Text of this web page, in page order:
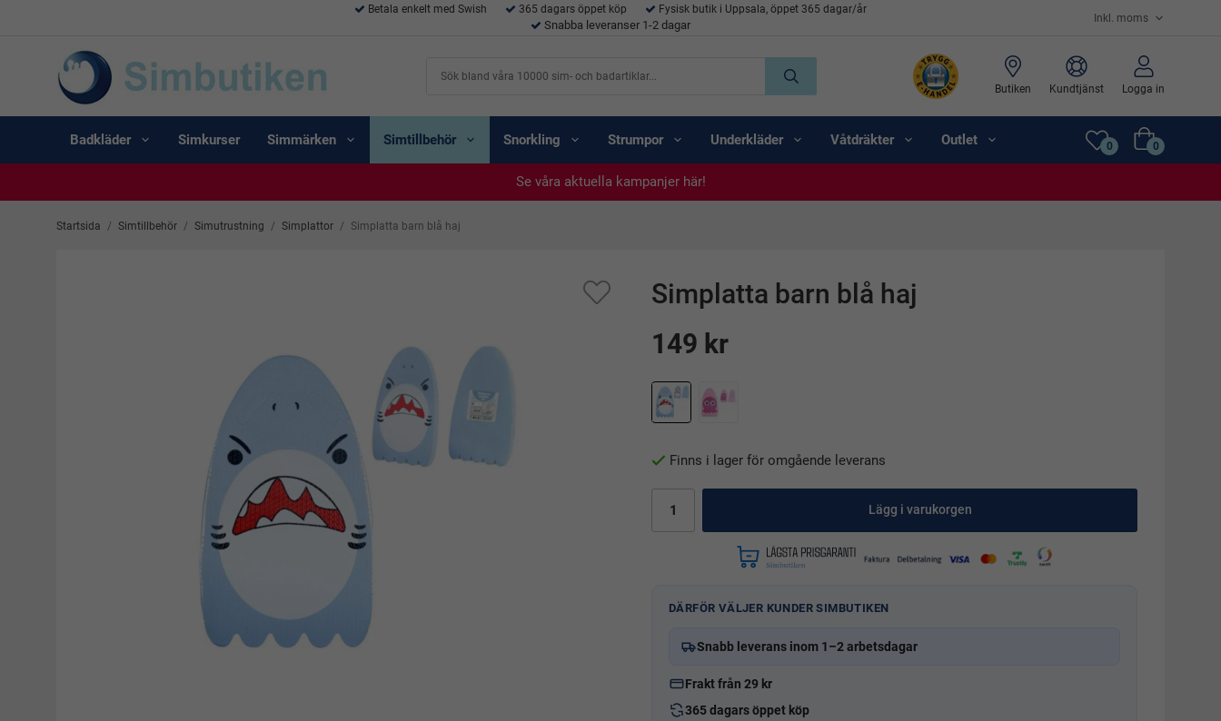
Betala enkelt med Swish 365 dagars öppet köp Fysisk butik i Uppsala, öppet 365 dagar/år
Snabba leveranser 1-2 dagar
Butiken Kundtjänst Logga in
Badkläder Simkurser Simmärken Simtillbehör Snorkling Strumpor Underkläder Våtdräkter Outlet 0 0
Se våra aktuella kampanjer här!
Se våra aktuella kampanjer här!
Se våra aktuella kampanjer här!
Se våra aktuella kampanjer här!
Startsida / Simtillbehör / Simutrustning / Simplattor / Simplatta barn blå haj
Simplatta barn blå haj
149 kr
Finns i lager för omgående leverans
Lägg i varukorgen
DÄRFÖR VÄLJER KUNDER SIMBUTIKEN
Snabb leverans inom 1–2 arbetsdagar
Frakt från 29 kr
365 dagars öppet köp